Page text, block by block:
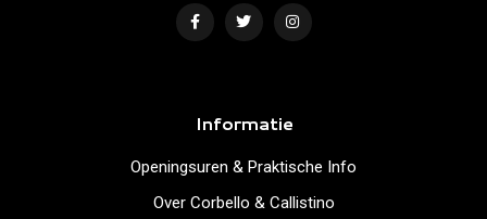
Informatie
Openingsuren & Praktische Info
Over Corbello & Callistino